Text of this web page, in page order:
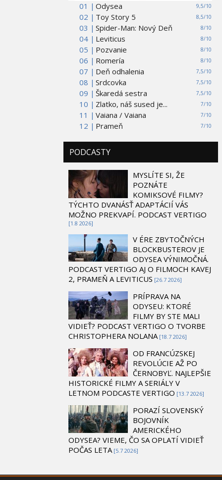
01 | 9,5/10
Odysea
02 |
8,5/10
Toy Story 5
03 |
8/10
Spider-Man: Nový Deň
04 |
8/10
Leviticus
05 |
8/10
Pozvanie
06 |
8/10
Romería
07 |
7,5/10
Deň odhalenia
08 |
7,5/10
Srdcovka
09 |
7,5/10
Škaredá sestra
10 |
7/10
Zlatko, náš sused je...
11 |
7/10
Vaiana / Vaiana
12 |
7/10
Prameň
PODCASTY
MYSLÍTE SI, ŽE
POZNÁTE
KOMIKSOVÉ FILMY?
TÝCHTO DVANÁSŤ ADAPTÁCIÍ VÁS
MOŽNO PREKVAPÍ. PODCAST VERTIGO
[1.8 2026]
V ÉRE ZBYTOČNÝCH
BLOCKBUSTEROV JE
ODYSEA VÝNIMOČNÁ.
PODCAST VERTIGO AJ O FILMOCH KAVEJ
2, PRAMEŇ A LEVITICUS [26.7 2026]
PRÍPRAVA NA
ODYSEU: KTORÉ
FILMY BY STE MALI
VIDIEŤ? PODCAST VERTIGO O TVORBE
CHRISTOPHERA NOLANA [18.7 2026]
OD FRANCÚZSKEJ
REVOLÚCIE AŽ PO
ČERNOBYĽ. NAJLEPŠIE
HISTORICKÉ FILMY A SERIÁLY V
LETNOM PODCASTE VERTIGO [13.7 2026]
PORAZÍ SLOVENSKÝ
BOJOVNÍK
AMERICKÉHO
ODYSEA? VIEME, ČO SA OPLATÍ VIDIEŤ
POČAS LETA [5.7 2026]